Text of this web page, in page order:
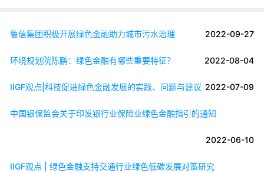
鲁信集团积极开展绿色金融助力城市污水治理 2022-09-27
环境规划院陈鹏：绿色金融有哪些重要特征？ 2022-08-04
IIGF观点|科技促进绿色金融发展的实践、问题与建议 2022-07-09
中国银保监会关于印发银行业保险业绿色金融指引的通知
2022-06-10
IIGF观点 | 绿色金融支持交通行业绿色低碳发展对策研究